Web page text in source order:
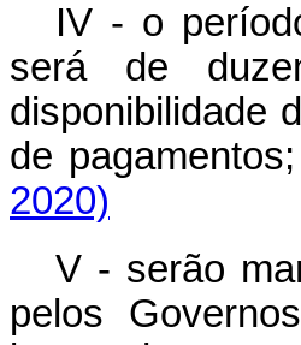
IV - o
será de
disponibilidade
de
2020)
V - serão
pelos